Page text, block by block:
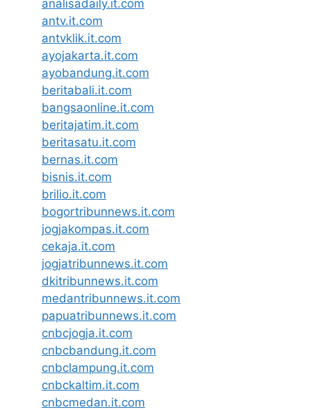
analisadaily.it.com
antv.it.com
antvklik.it.com
ayojakarta.it.com
ayobandung.it.com
beritabali.it.com
bangsaonline.it.com
beritajatim.it.com
beritasatu.it.com
bernas.it.com
bisnis.it.com
brilio.it.com
bogortribunnews.it.com
jogjakompas.it.com
cekaja.it.com
jogjatribunnews.it.com
dkitribunnews.it.com
medantribunnews.it.com
papuatribunnews.it.com
cnbcjogja.it.com
cnbcbandung.it.com
cnbclampung.it.com
cnbckaltim.it.com
cnbcmedan.it.com